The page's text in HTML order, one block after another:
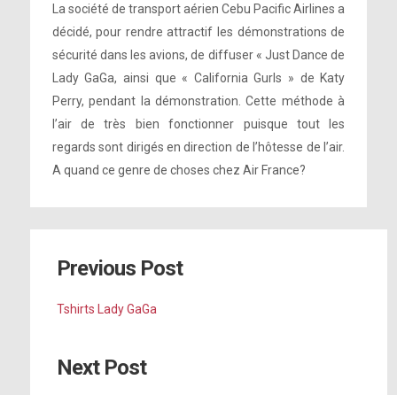
La société de transport aérien Cebu Pacific Airlines a
décidé, pour rendre attractif les démonstrations de
sécurité dans les avions, de diffuser « Just Dance de
Lady GaGa, ainsi que « California Gurls » de Katy
Perry, pendant la démonstration. Cette méthode à
l’air de très bien fonctionner puisque tout les
regards sont dirigés en direction de l’hôtesse de l’air.
A quand ce genre de choses chez Air France?
Previous Post
Tshirts Lady GaGa
Next Post